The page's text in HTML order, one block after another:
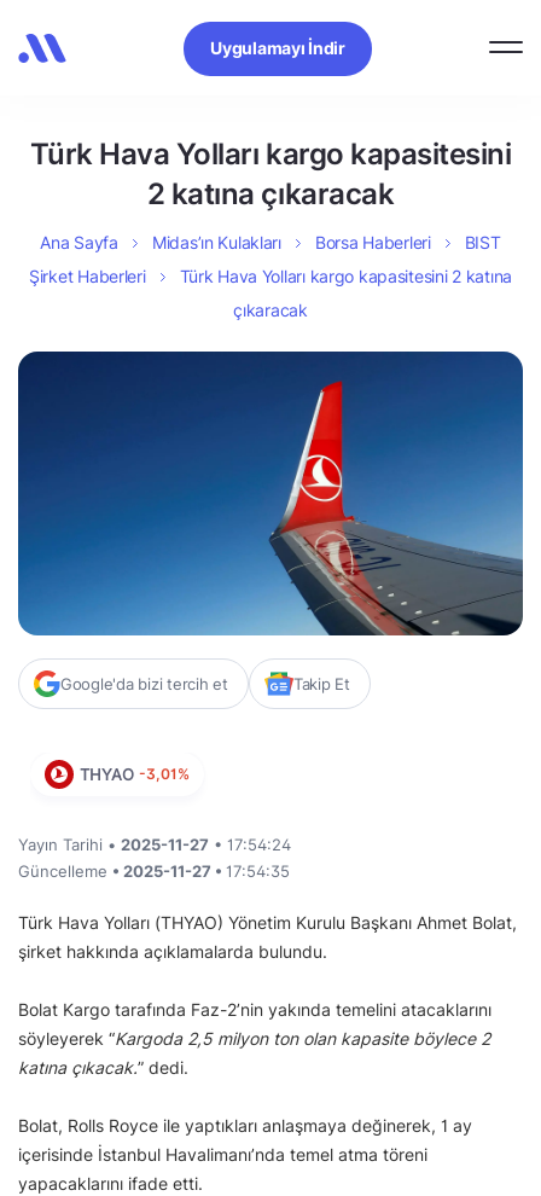
Uygulamayı İndir
Türk Hava Yolları kargo kapasitesini
2 katına çıkaracak
Ana Sayfa Midas’ın Kulakları Borsa Haberleri
BIST
Şirket Haberleri
Türk Hava Yolları kargo kapasitesini 2 katına
çıkaracak
Google'da bizi tercih et Takip Et
THYAO -3,01%
Yayın Tarihi • 2025-11-27 • 17:54:24
Güncelleme • 2025-11-27 • 17:54:35
Türk Hava Yolları (THYAO) Yönetim Kurulu Başkanı Ahmet Bolat,
şirket hakkında açıklamalarda bulundu.
Bolat Kargo tarafında Faz-2’nin yakında temelini atacaklarını
söyleyerek “Kargoda 2,5 milyon ton olan kapasite böylece 2
katına çıkacak.” dedi.
Bolat, Rolls Royce ile yaptıkları anlaşmaya değinerek, 1 ay
içerisinde İstanbul Havalimanı’nda temel atma töreni
yapacaklarını ifade etti.